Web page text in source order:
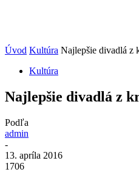
Úvod Kultúra Najlepšie divadlá z
Kultúra
Najlepšie divadlá z
Podľa
admin
-
13. apríla 2016
1706